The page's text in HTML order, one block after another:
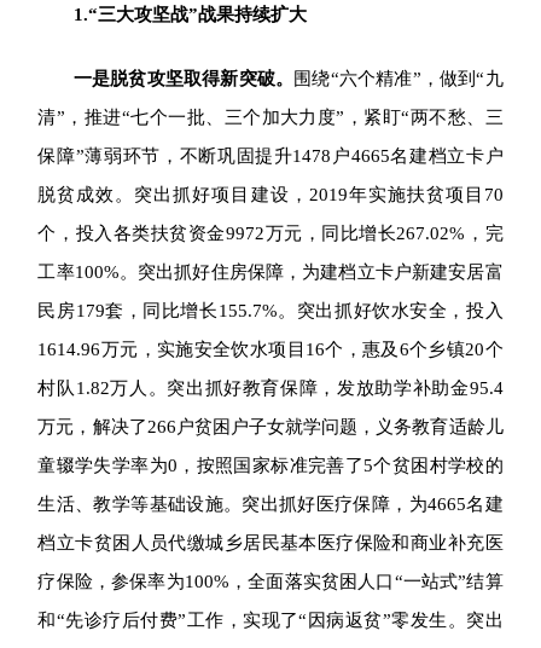
1.“三大攻坚战”战果持续扩大
一是脱贫攻坚取得新突破。
围绕“六个精准”，做到“九
清”，推进“七个一批、三个加大力度”，紧盯“两不愁、三
保障”薄弱环节，不断巩固提升1478户4665名建档立卡户
脱贫成效。突出抓好项目建设，2019年实施扶贫项目70
个，投入各类扶贫资金9972万元，同比增长267.02%，完
工率100%。突出抓好住房保障，为建档立卡户新建安居富
民房179套，同比增长155.7%。突出抓好饮水安全，投入
1614.96万元，实施安全饮水项目16个，惠及6个乡镇20个
村队1.82万人。突出抓好教育保障，发放助学补助金95.4
万元，解决了266户贫困户子女就学问题，义务教育适龄儿
童辍学失学率为0，按照国家标准完善了5个贫困村学校的
生活、教学等基础设施。突出抓好医疗保障，为4665名建
档立卡贫困人员代缴城乡居民基本医疗保险和商业补充医
疗保险，参保率为100%，全面落实贫困人口“一站式”结算
和“先诊疗后付费”工作，实现了“因病返贫”零发生。突出